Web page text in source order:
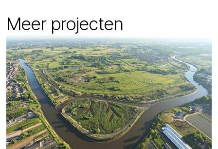
Meer projecten